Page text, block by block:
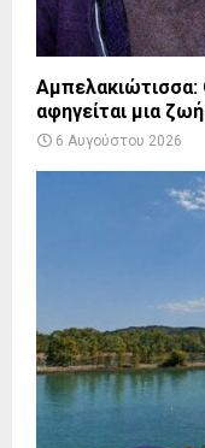
αφηγείται μια
6 Αυγούστου 2026